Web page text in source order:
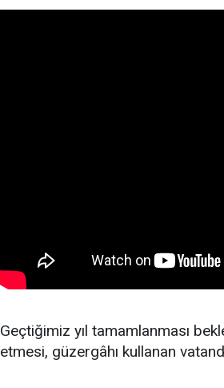
Geçtiğimiz yıl tamamlanması
etmesi, güzergâhı kullanan